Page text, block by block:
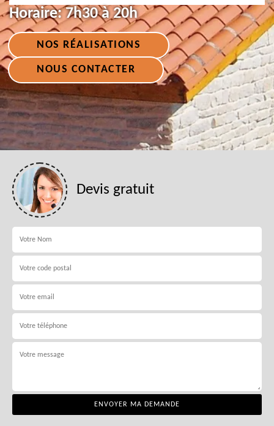
Horaire:7h30 à 20h
NOS RÉALISATIONS
NOUS CONTACTER
Devis gratuit